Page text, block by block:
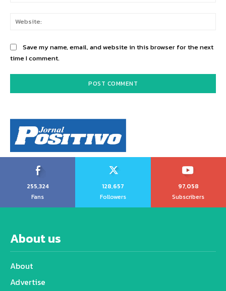
Save my name, email, and website in this browser for the next
time I comment.
255,324
Fans
128,657
Followers
97,058
Subscribers
About us
About
Advertise